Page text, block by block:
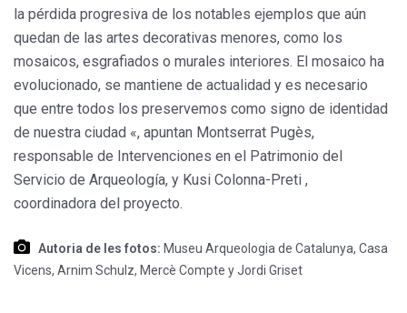
la pérdida progresiva de los notables ejemplos que aún
quedan de las artes decorativas menores, como los
mosaicos, esgrafiados o murales interiores. El mosaico ha
evolucionado, se mantiene de actualidad y es necesario
que entre todos los preservemos como signo de identidad
de nuestra ciudad «, apuntan Montserrat Pugès,
responsable de Intervenciones en el Patrimonio del
Servicio de Arqueología, y Kusi Colonna-Preti ,
coordinadora del proyecto.
Autoria de les fotos: Museu Arqueologia de Catalunya, Casa
Vicens, Arnim Schulz, Mercè Compte y Jordi Griset